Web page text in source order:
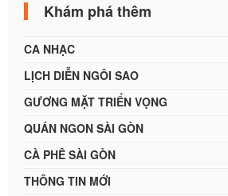
Khám phá thêm
CA NHẠC
LỊCH DIỄN NGÔI SAO
GƯƠNG MẶT TRIỂN VỌNG
QUÁN NGON SÀI GÒN
CÀ PHÊ SÀI GÒN
THÔNG TIN MỚI